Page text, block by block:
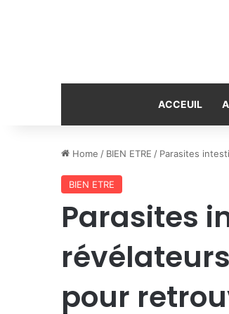
ACCEUIL
Home / BIEN ETRE / Parasites
BIEN ETRE
Parasites
pour